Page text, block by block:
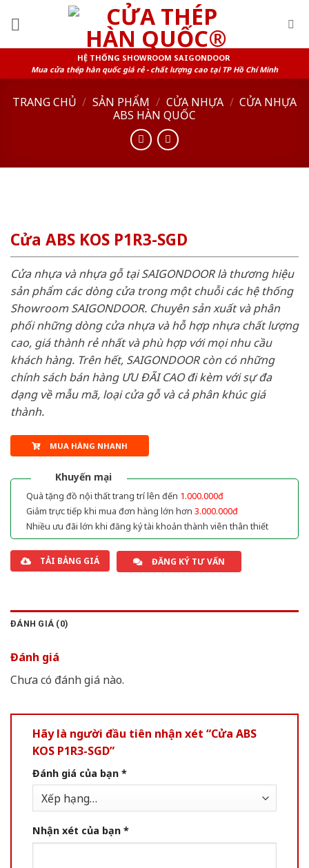
HỆ THỐNG SHOWROOM SAIGONDOOR
Mua cửa thép hàn quốc giá rẻ - chất lượng cao tại TP Hồ Chí Minh
TRANG CHỦ / SẢN PHẨM / CỬA NHỰA / CỬA NHỰA
ABS HÀN QUỐC
Cửa ABS KOS P1R3-SGD
Cửa nhựa và nhựa gỗ tại SAIGONDOOR là thương hiệu
sản phẩm các dòng cửa trong một chuỗi các hệ thống
Showroom SAIGONDOOR. Chuyên sản xuất và phân
phối những dòng cửa nhựa và hỗ hợp nhựa chất lượng
cao, giá thành rẻ nhất và phù hợp với mọi nhu cầu
khách hàng. Trên hết, SAIGONDOOR còn có những
chính sách bán hàng ƯU ĐÃI CAO đi kèm với sự đa
dạng về mẫu mã, loại cửa gỗ và cả phân khúc giá
thành.
MUA HÀNG NHANH
Khuyến mại
Quà tặng đồ nội thất trang trí lên đến 1.000.000đ
Giảm trực tiếp khi mua đơn hàng lớn hơn 3.000.000đ
Nhiều ưu đãi lớn khi đăng ký tài khoản thành viên thân thiết
TẢI BẢNG GIÁ ĐĂNG KÝ TƯ VẤN
ĐÁNH GIÁ (0)
Đánh giá
Chưa có đánh giá nào.
Hãy là người đầu tiên nhận xét “Cửa ABS
KOS P1R3-SGD”
Đánh giá của bạn *
Nhận xét của bạn *